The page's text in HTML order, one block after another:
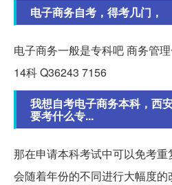
电子商务自考，得考几门，
电子商务一般是专科吧 商务管
14科 Q36243 7156
我想自考电子商务本科，西
要考什么专...
那在申请本科考试中可以免考
会随着年份的不同进行大幅度